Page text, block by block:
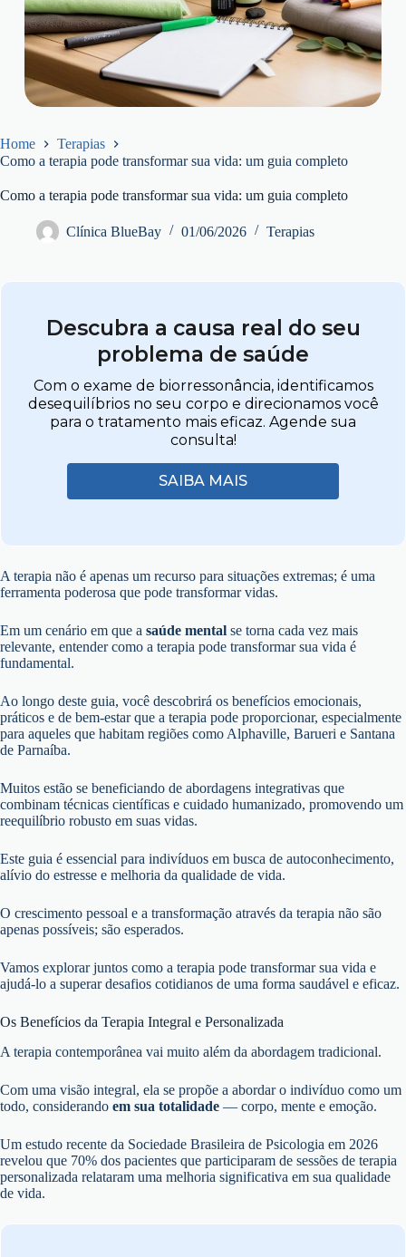
Home
Terapias
Como a terapia pode transformar sua vida: um guia completo
Como a terapia pode transformar sua vida: um guia completo
Clínica BlueBay 01/06/2026 Terapias
Descubra a causa real do seu
problema de saúde
Com o exame de biorressonância, identificamos
desequilíbrios no seu corpo e direcionamos você
para o tratamento mais eficaz. Agende sua
consulta!
SAIBA MAIS
A terapia não é apenas um recurso para situações extremas; é uma
ferramenta poderosa que pode transformar vidas.
Em um cenário em que a saúde mental se torna cada vez mais
relevante, entender como a terapia pode transformar sua vida é
fundamental.
Ao longo deste guia, você descobrirá os benefícios emocionais,
práticos e de bem-estar que a terapia pode proporcionar, especialmente
para aqueles que habitam regiões como Alphaville, Barueri e Santana
de Parnaíba.
Muitos estão se beneficiando de abordagens integrativas que
combinam técnicas científicas e cuidado humanizado, promovendo um
reequilíbrio robusto em suas vidas.
Este guia é essencial para indivíduos em busca de autoconhecimento,
alívio do estresse e melhoria da qualidade de vida.
O crescimento pessoal e a transformação através da terapia não são
apenas possíveis; são esperados.
Vamos explorar juntos como a terapia pode transformar sua vida e
ajudá-lo a superar desafios cotidianos de uma forma saudável e eficaz.
Os Benefícios da Terapia Integral e Personalizada
A terapia contemporânea vai muito além da abordagem tradicional.
Com uma visão integral, ela se propõe a abordar o indivíduo como um
todo, considerando em sua totalidade — corpo, mente e emoção.
Um estudo recente da Sociedade Brasileira de Psicologia em 2026
revelou que 70% dos pacientes que participaram de sessões de terapia
personalizada relataram uma melhoria significativa em sua qualidade
de vida.